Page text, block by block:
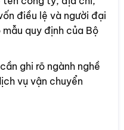
điều lệ và người đại
quy định của Bộ
ghi rõ ngành nghề
vụ vận chuyển